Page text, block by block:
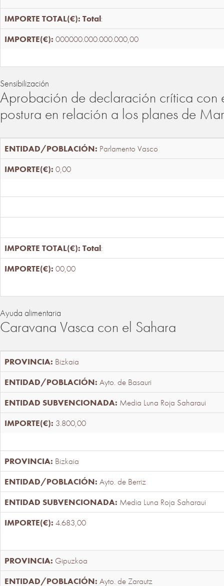
Total:
000000.000.000.000,00
Sensibilización
Aprobación de declaración crítica con
postura en relación a los planes de
Parlamento Vasco
0,00
Total:
00,00
Ayuda alimentaria
Caravana Vasca con el Sahara
Bizkaia
Ayto. de Basauri
Media Luna Roja Saharaui
3.800,00
Bizkaia
Ayto. de Berriz
Media Luna Roja Saharaui
4.683,00
Gipuzkoa
Ayto. de Zarautz